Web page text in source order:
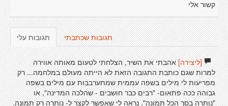
קשור אלי
תגובות עלי תגובות שכתבתי
[ליצירה]אהבתי את השיר, הצלחתי לטעום מאותה אווירה
למרות שגם כותבת התגובה הזאת לא הייתה מעולם במלחמה... רק
מפריעות לי מילים בשפה עממית שמתערבבות עם מילים בשפה
גבוהה ככה פתאום- "רבים כבר חושבים - שהלכה המדינה", או
"נותרה בסך הכל תמונה", נראה לי שאפשר לקצר ל- נותרה רק תמונה.